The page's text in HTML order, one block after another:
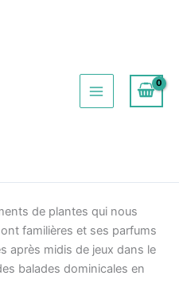
de plantes qui nous
familières et ses parfums
après midis de jeux dans le
balades dominicales en